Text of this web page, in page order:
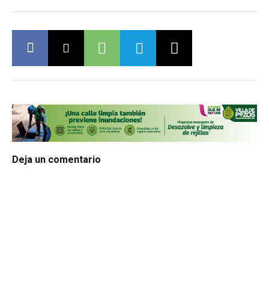
Deja un comentario